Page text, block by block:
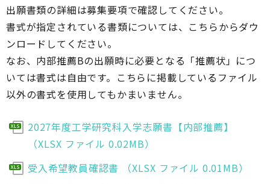
出願書類の詳細は募集要項で確認してください。
書式が指定されている書類については、こちらからダウ
ンロードしてください。
なお、内部推薦Bの出願時に必要となる「推薦状」につ
いては書式は自由です。こちらに掲載しているファイル
以外の書式を使用してもかまいません。
2027年度工学研究科入学志願書【内部推薦】
（XLSX ファイル 0.02MB）
受入希望教員確認書 （XLSX ファイル 0.01MB）